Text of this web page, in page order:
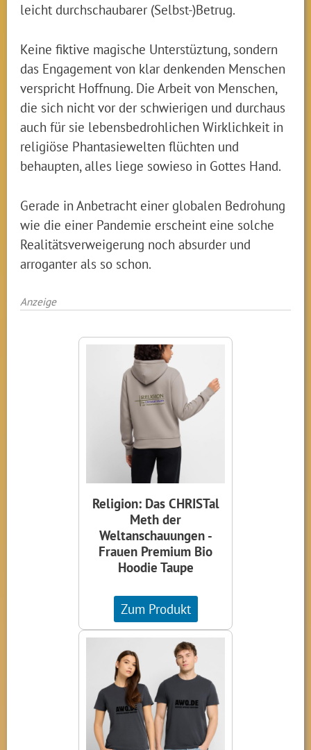
leicht durchschaubarer (Selbst-)Betrug.
Keine fiktive magische Unterstüztung, sondern
das Engagement von klar denkenden Menschen
verspricht Hoffnung. Die Arbeit von Menschen,
die sich nicht vor der schwierigen und durchaus
auch für sie lebensbedrohlichen Wirklichkeit in
religiöse Phantasiewelten flüchten und
behaupten, alles liege sowieso in Gottes Hand.
Gerade in Anbetracht einer globalen Bedrohung
wie die einer Pandemie erscheint eine solche
Realitätsverweigerung noch absurder und
arroganter als so schon.
Anzeige
Religion: Das CHRISTal
Meth der
Weltanschauungen -
Frauen Premium Bio
Hoodie Taupe
Zum Produkt